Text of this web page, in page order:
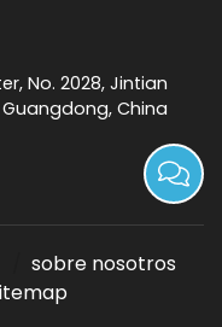
No. 2028, Jintian
China
sobre nosotros